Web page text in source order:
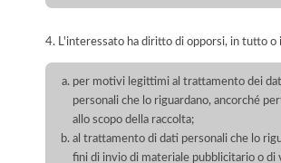
4. L'interessato ha diritto di opporsi, in tutto o
per motivi legittimi al trattamento dei
personali che lo riguardano, ancorché
allo scopo della raccolta;
al trattamento di dati personali che lo
fini di invio di materiale pubblicitario o di